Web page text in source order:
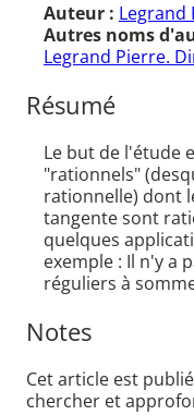
Auteur : Legrand
Autres noms
Legrand Pierre.
Résumé
Le but de l'étude
"rationnels"
rationnelle) dont
tangente sont
quelques
exemple : Il n'y a
réguliers à
Notes
Cet article est
chercher et